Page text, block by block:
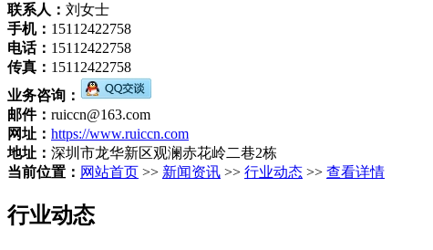
联系人： 刘女士
手机： 15112422758
电话： 15112422758
传真： 15112422758
业务咨询：
邮件： ruiccn@163.com
网址： https://www.ruiccn.com
地址： 深圳市龙华新区观澜赤花岭二巷2栋
当前位置： 网站首页 >> 新闻资讯 >> 行业动态 >> 查看详情
行业动态